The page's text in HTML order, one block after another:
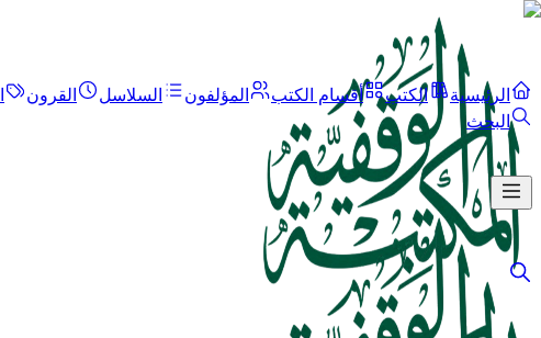
الرئيسية الكتب أقسام الكتب المؤلفون السلاسل القرون
البحث